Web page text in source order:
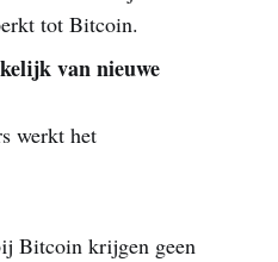
tot Bitcoin.
van nieuwe
werkt het
Bitcoin krijgen geen